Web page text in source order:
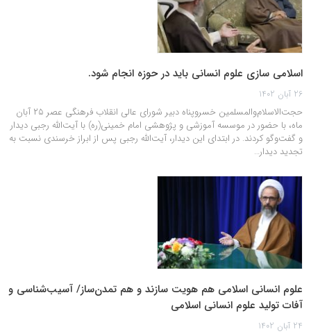
اسلامی سازی علوم انسانی باید در حوزه انجام شود.
26 آبان 1402
حجت‌الاسلام‌والمسلمین خسروپناه دبیر شورای عالی انقلاب فرهنگی عصر ۲۵ آبان
ماه، با حضور در موسسه آموزشی و پژوهشی امام خمینی(ره) با آیت‌الله رجبی دیدار
و گفت‌وگو کردند. در ابتدای این دیدار، آیت‌الله رجبی پس از ابراز خرسندی نسبت به
تجدید دیدار…
علوم انسانی اسلامی هم هویت سازند و هم تمدن‌ساز/ آسیب‌شناسی و
آفات تولید علوم انسانی اسلامی
24 آبان 1402